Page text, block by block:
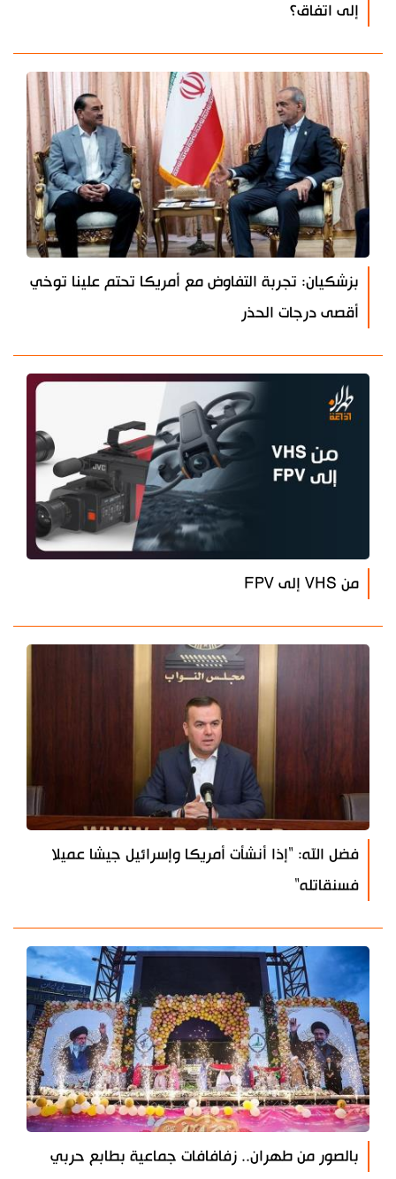
إلى اتفاق؟
بزشكيان: تجربة التفاوض مع أمريكا تحتم علينا توخي
أقصى درجات الحذر
من VHS إلى FPV
فضل الله: "إذا أنشأت أمريكا وإسرائيل جيشا عميلا
فسنقاتله"
بالصور من طهران.. زفافافات جماعية بطابع حربي